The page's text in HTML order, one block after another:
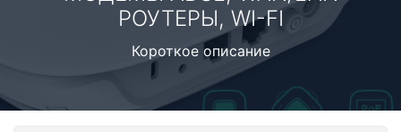
Оборудование MikrotikРОУТЕРЫ, WI-FI
Короткое описание